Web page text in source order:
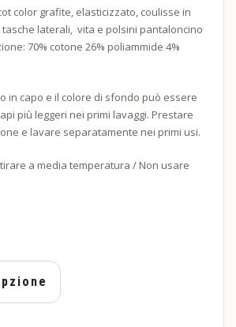
color grafite, elasticizzato, coulisse in
laterali, vita e polsini pantaloncino
70% cotone 26% poliammide 4%
in capo e il colore di sfondo può essere
più leggeri nei primi lavaggi. Prestare
e lavare separatamente nei primi usi.
a media temperatura / Non usare